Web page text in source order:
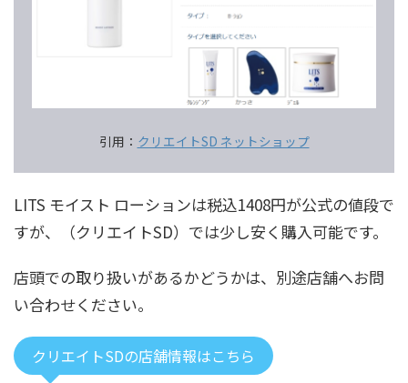
引用： クリエイトSD ネットショップ
LITS モイスト ローションは税込1408円が公式の値段で
すが、（クリエイトSD）では少し安く購入可能です。
店頭での取り扱いがあるかどうかは、別途店舗へお問
い合わせください。
クリエイトSDの店舗情報はこちら